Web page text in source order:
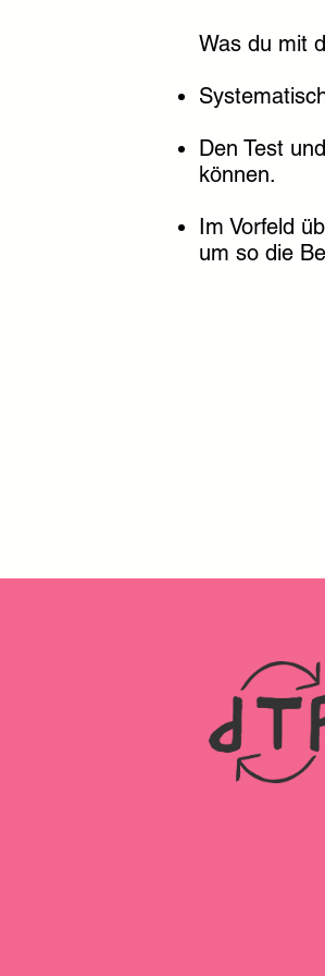
Was du mit
Den Test
können.
Im Vorfeld
um so die